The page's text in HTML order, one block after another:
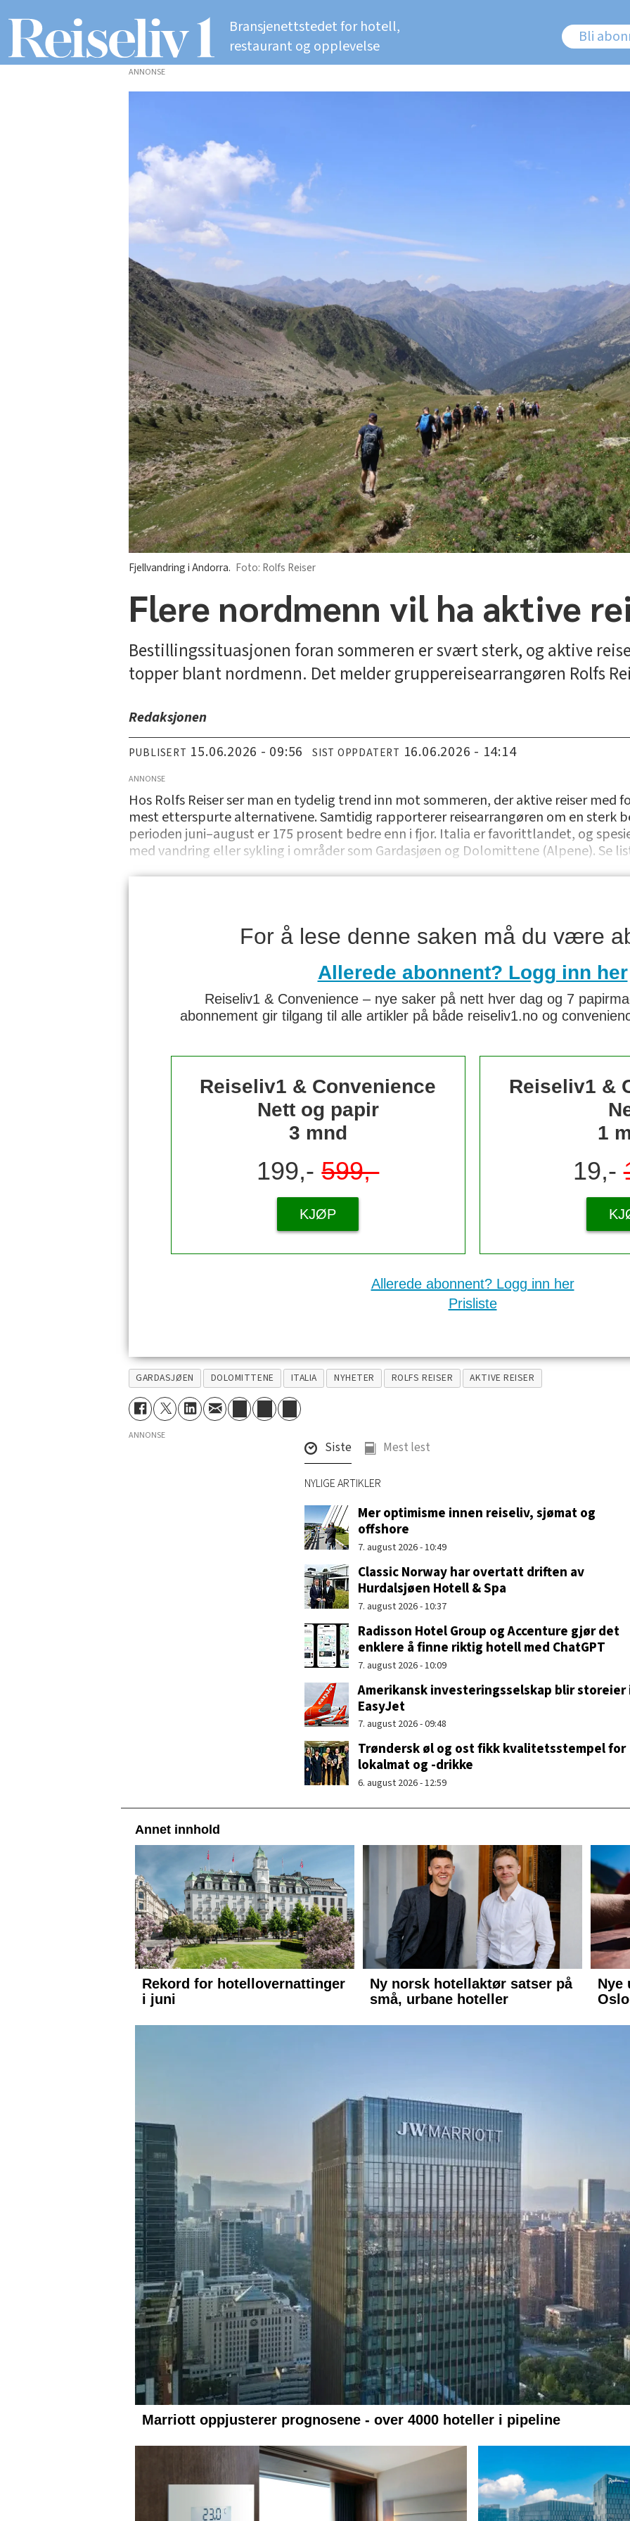
Bransjenettstedet for hotell,
restaurant og opplevelse
Bli
ANNONSE
Fjellvandring i Andorra. Rolfs Reiser
Flere nordmenn vil ha aktive
Bestillingssituasjonen foran sommeren er svært sterk, og aktive
topper blant nordmenn. Det melder gruppereisearrangøren Rolfs
Redaksjonen
PUBLISERT 15.06.2026 - 09:56 SIST OPPDATERT 16.06.2026 - 14:14
ANNONSE
Hos Rolfs Reiser ser man en tydelig trend inn mot sommeren, der aktive reiser med
mest etterspurte alternativene. Samtidig rapporterer reisearrangøren om en sterk
perioden juni–august er 175 prosent bedre enn i fjor. Italia er favorittlandet, og
med vandring eller sykling i områder som Gardasjøen og Dolomittene (Alpene). Se
For å lese denne saken må du være
Allerede abonnent? Logg inn her
Reiseliv1 & Convenience – nye saker på nett hver dag og 7
abonnement gir tilgang til alle artikler på både reiseliv1.no og
Reiseliv1 & Convenience
Nett og papir
3 mnd
199,-599,-
KJØP
Reiseliv1 &
1
19,-
Allerede abonnent? Logg inn her
Prisliste
GARDASJØEN DOLOMITTENE ITALIA NYHETER ROLFS REISER AKTIVE REISER
ANNONSE
Siste Mest lest
NYLIGE ARTIKLER
Mer optimisme innen reiseliv, sjømat og
offshore
7. august 2026 - 10:49
Classic Norway har overtatt driften av
Hurdalsjøen Hotell & Spa
7. august 2026 - 10:37
Radisson Hotel Group og Accenture gjør det
enklere å finne riktig hotell med ChatGPT
7. august 2026 - 10:09
Amerikansk investeringsselskap blir storeier
EasyJet
7. august 2026 - 09:48
Trøndersk øl og ost fikk kvalitetsstempel for
lokalmat og -drikke
6. august 2026 - 12:59